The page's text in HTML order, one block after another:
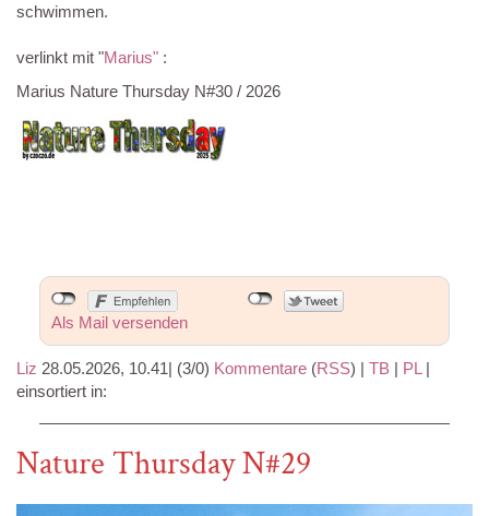
schwimmen.
verlinkt mit "Marius" :
Marius Nature Thursday N#30 / 2026
Als Mail versenden
Liz 28.05.2026, 10.41| (3/0) Kommentare (RSS) | TB | PL |
einsortiert in:
Nature Thursday N#29